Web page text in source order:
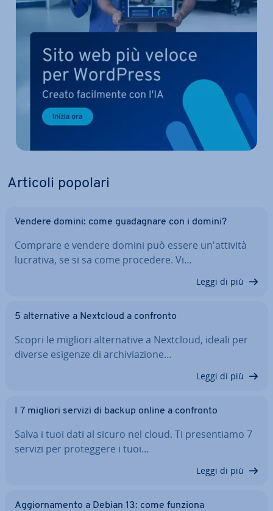
Articoli popolari
Vendere domini: come gua­da­gna­re con i domini?
Comprare e vendere domini può essere un'at­ti­vi­tà
lucrativa, se si sa come procedere. Vi…
Leggi di più
5 al­ter­na­ti­ve a Nextcloud a confronto
Scopri le migliori al­ter­na­ti­ve a Nextcloud, ideali per
diverse esigenze di ar­chi­via­zio­ne…
Leggi di più
I 7 migliori servizi di backup online a confronto
Salva i tuoi dati al sicuro nel cloud. Ti pre­sen­tia­mo 7
servizi per pro­teg­ge­re i tuoi…
Leggi di più
Ag­gior­na­men­to a Debian 13: come funziona